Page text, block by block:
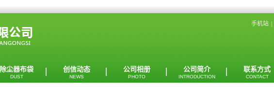
手机站
除尘器布袋
DUST
创信动态
NEWS
公司相册
PHOTO
公司简介
INTRODUCTION
联系方式
CONTACT